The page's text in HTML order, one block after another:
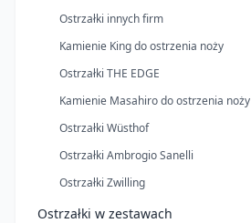
Ostrzałki innych firm
Kamienie King do ostrzenia noży
Ostrzałki THE EDGE
Kamienie Masahiro do ostrzenia noży
Ostrzałki Wüsthof
Ostrzałki Ambrogio Sanelli
Ostrzałki Zwilling
Ostrzałki w zestawach